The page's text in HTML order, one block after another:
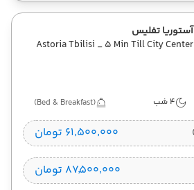
آستوریا تفلیس
Astoria Tbilisi _ 5 Min Till City Center
4 شب (Bed & Breakfast)
۶۱٬۵۰۰٬۰۰۰ تومان
۸۷٬۵۰۰٬۰۰۰ تومان